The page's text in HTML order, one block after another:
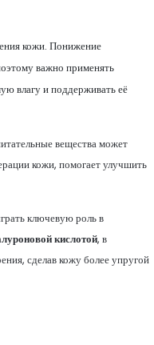
кожи. Понижение
важно применять
влагу и поддерживать её
вещества может
кожи, помогает улучшить
ключевую роль в
кислотой, в
сделав кожу более упругой